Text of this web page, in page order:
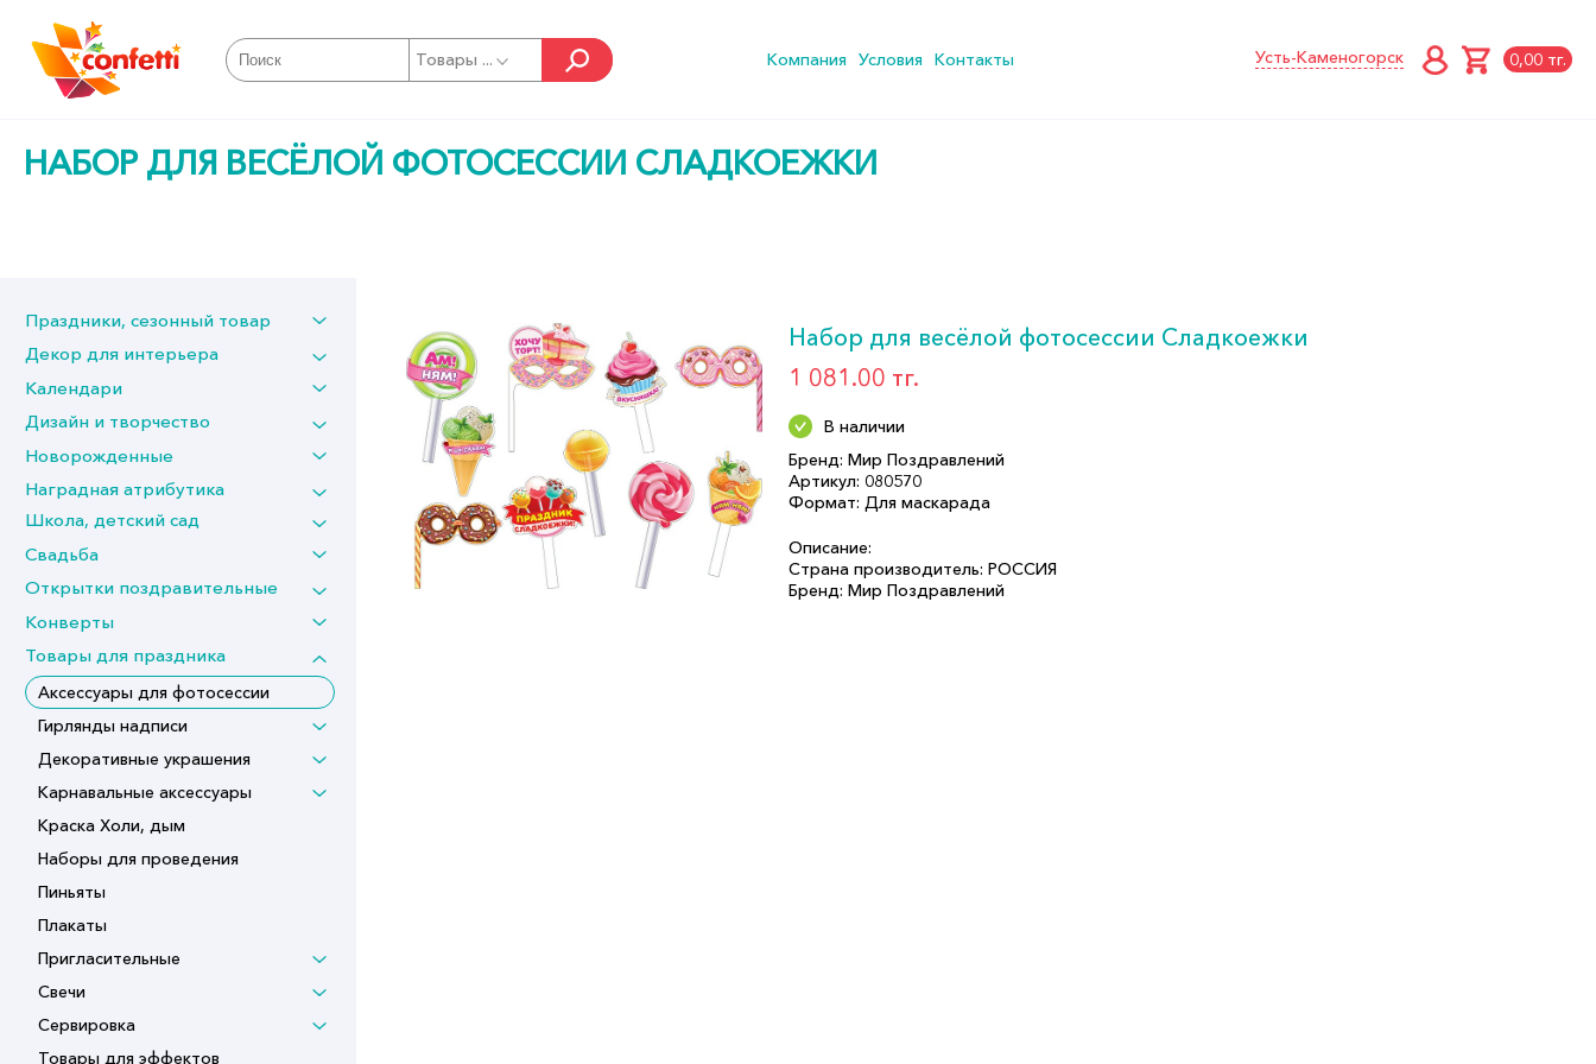
Товары ... Компания Условия Контакты Усть-Каменогорск 0,00 тг.
НАБОР ДЛЯ ВЕСЁЛОЙ ФОТОСЕССИИ СЛАДКОЕЖКИ
Праздники, сезонный товар
Декор для интерьера
Календари
Дизайн и творчество
Новорожденные
Наградная атрибутика
Школа, детский сад
Свадьба
Открытки поздравительные
Конверты
Товары для праздника
Аксессуары для фотосессии
Гирлянды надписи
Декоративные украшения
Карнавальные аксессуары
Краска Холи, дым
Наборы для проведения
Пиньяты
Плакаты
Пригласительные
Свечи
Сервировка
Товары для эффектов
Набор для весёлой фотосессии Сладкоежки
1 081.00 тг.
В наличии
Бренд: Мир Поздравлений
Артикул: 080570
Формат: Для маскарада
Описание:
Страна производитель: РОССИЯ
Бренд: Мир Поздравлений